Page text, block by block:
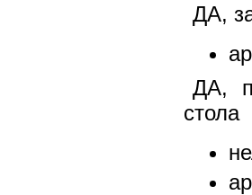
ДА,
ДА,
стола